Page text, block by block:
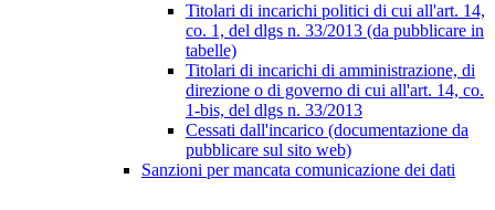
Titolari di incarichi politici di cui all'art. 14,
co. 1, del dlgs n. 33/2013 (da pubblicare in
tabelle)
Titolari di incarichi di amministrazione, di
direzione o di governo di cui all'art. 14, co.
1-bis, del dlgs n. 33/2013
Cessati dall'incarico (documentazione da
pubblicare sul sito web)
Sanzioni per mancata comunicazione dei dati